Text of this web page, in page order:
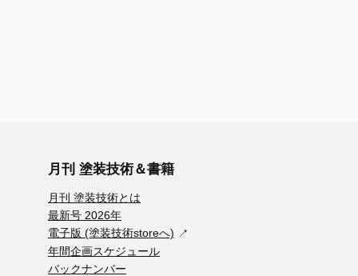
月刊 塗装技術＆書籍
月刊 塗装技術とは
最新号 2026年
電子版 (塗装技術storeへ)
年間企画スケジュール
バックナンバー